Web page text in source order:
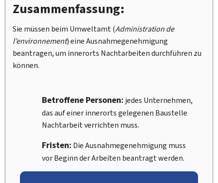
Zusammenfassung:
Sie müssen beim Umweltamt (Administration de
l’environnement) eine Ausnahmegenehmigung
beantragen, um innerorts Nachtarbeiten durchführen zu
können.
Betroffene Personen: jedes Unternehmen,
das auf einer innerorts gelegenen Baustelle
Nachtarbeit verrichten muss.
Fristen: Die Ausnahmegenehmigung muss
vor Beginn der Arbeiten beantragt werden.